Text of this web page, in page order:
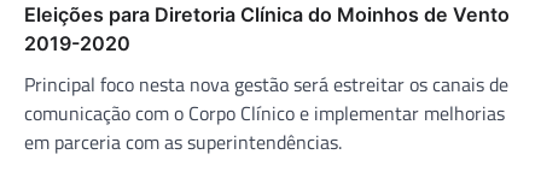
Eleições para Diretoria Clínica do Moinhos de Vento
2019-2020
Principal foco nesta nova gestão será estreitar os canais de
comunicação com o Corpo Clínico e implementar melhorias
em parceria com as superintendências.